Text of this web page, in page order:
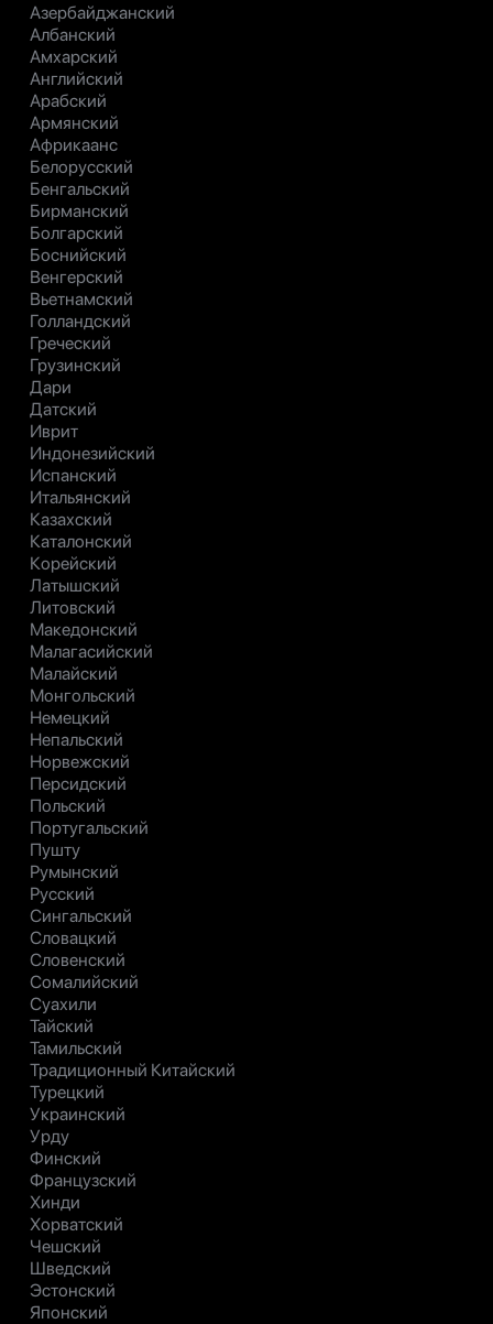
Азербайджанский
Албанский
Амхарский
Английский
Арабский
Армянский
Африкаанс
Белорусский
Бенгальский
Бирманский
Болгарский
Боснийский
Венгерский
Вьетнамский
Голландский
Греческий
Грузинский
Дари
Датский
Иврит
Индонезийский
Испанский
Итальянский
Казахский
Каталонский
Корейский
Латышский
Литовский
Македонский
Малагасийский
Малайский
Монгольский
Немецкий
Непальский
Норвежский
Персидский
Польский
Португальский
Пушту
Румынский
Русский
Сингальский
Словацкий
Словенский
Сомалийский
Суахили
Тайский
Тамильский
Традиционный Китайский
Турецкий
Украинский
Урду
Финский
Французский
Хинди
Хорватский
Чешский
Шведский
Эстонский
Японский